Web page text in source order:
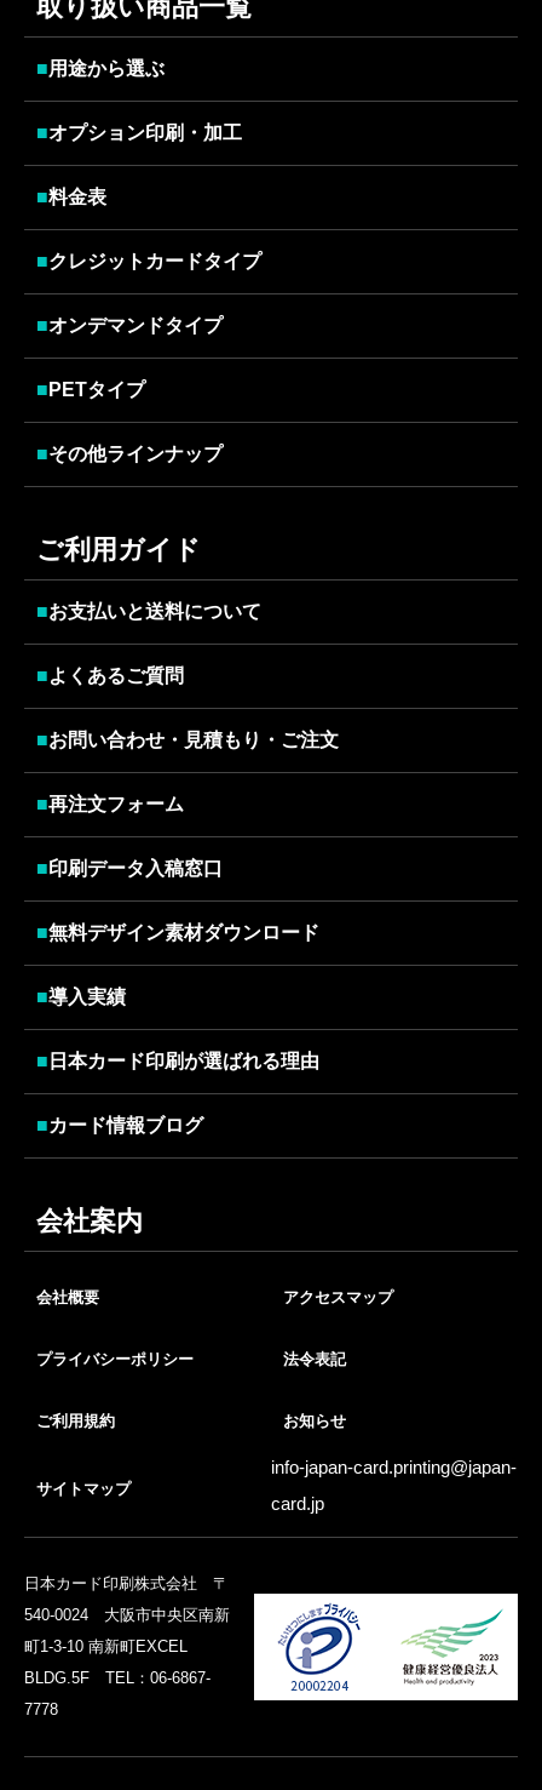
取り扱い商品一覧
■用途から選ぶ
■オプション印刷・加工
■料金表
■クレジットカードタイプ
■オンデマンドタイプ
■ PETタイプ
■その他ラインナップ
ご利用ガイド
■お支払いと送料について
■よくあるご質問
■お問い合わせ・見積もり・ご注文
■再注文フォーム
■印刷データ入稿窓口
■無料デザイン素材ダウンロード
■導入実績
■ 日本カード印刷が選ばれる理由
■カード情報ブログ
会社案内
会社概要 アクセスマップ
プライバシーポリシー 法令表記
ご利用規約 お知らせ
サイトマップ
info-japan-card.printing@japan-
card.jp
日本カード印刷株式会社 〒
540-0024 大阪市中央区南新
町1-3-10 南新町EXCEL
BLDG.5F TEL：06-6867-
7778